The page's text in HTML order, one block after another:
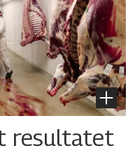
resultatet